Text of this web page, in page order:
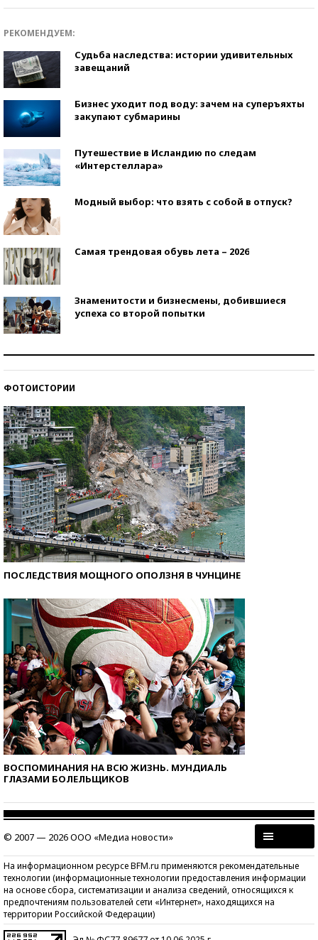
РЕКОМЕНДУЕМ:
Судьба наследства: истории удивительных
завещаний
Бизнес уходит под воду: зачем на суперъяхты
закупают субмарины
Путешествие в Исландию по следам
«Интерстеллара»
Модный выбор: что взять с собой в отпуск?
Самая трендовая обувь лета – 2026
Знаменитости и бизнесмены, добившиеся
успеха со второй попытки
ФОТОИСТОРИИ
ПОСЛЕДСТВИЯ МОЩНОГО ОПОЛЗНЯ В ЧУНЦИНЕ
ВОСПОМИНАНИЯ НА ВСЮ ЖИЗНЬ. МУНДИАЛЬ
ГЛАЗАМИ БОЛЕЛЬЩИКОВ
© 2007 — 2026 ООО «Медиа новости»
На информационном ресурсе BFM.ru применяются рекомендательные
технологии (информационные технологии предоставления информации
на основе сбора, систематизации и анализа сведений, относящихся к
предпочтениям пользователей сети «Интернет», находящихся на
территории Российской Федерации)